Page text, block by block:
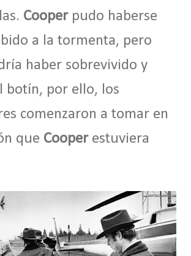
Cooperpudo haberse
a la tormenta, pero
haber sobrevivido y
botín, por ello, los
comenzaron a tomar en
que Cooperestuviera